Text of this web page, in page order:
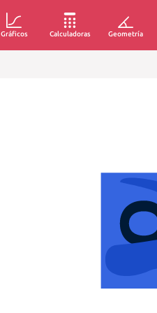
Gráficos Calculadoras Geometría